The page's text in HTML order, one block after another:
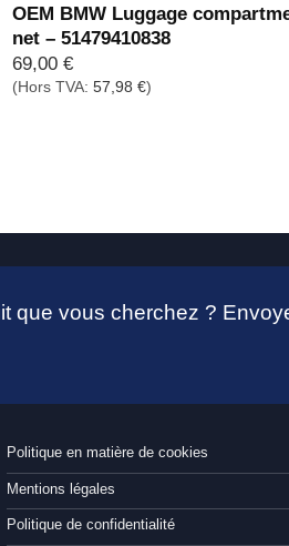
OEM BMW Luggage
net – 51479410838
69,00 €
(Hors TVA: 57,98 €)
que vous cherchez ?
Politique en matière de cookies
Mentions légales
Politique de confidentialité